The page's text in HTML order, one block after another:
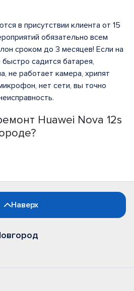
Huawei Nova 12s
в присутствии клиента от 15
обязательно всем
сроком до 3 месяцев! Если на
садится батарея,
не работает камера, хрипят
нет сети, вы точно
Наверх